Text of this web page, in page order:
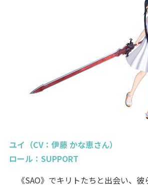
ユイ（CV：伊藤 かな恵さん）
ロール：SUPPORT
《SAO》でキリトたちと出会い、彼